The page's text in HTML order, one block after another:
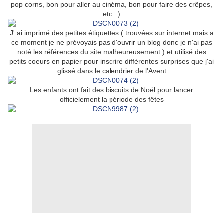
pop corns, bon pour aller au cinéma, bon pour faire des crêpes,
etc...)
J' ai imprimé des petites étiquettes ( trouvées sur internet mais a
ce moment je ne prévoyais pas d'ouvrir un blog donc je n'ai pas
noté les références du site malheureusement ) et utilisé des
petits coeurs en papier pour inscrire différentes surprises que j'ai
glissé dans le calendrier de l'Avent
Les enfants ont fait des biscuits de Noël pour lancer
officielement la période des fêtes